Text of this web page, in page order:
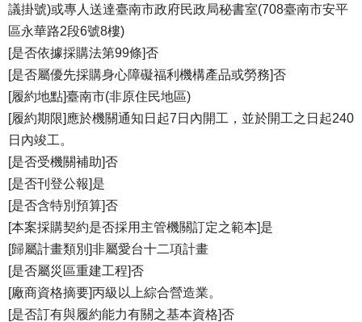
議掛號)或專人送達臺南市政府民政局秘書室(708臺南市安平
區永華路2段6號8樓)
[是否依據採購法第99條]否
[是否屬優先採購身心障礙福利機構產品或勞務]否
[履約地點]臺南市(非原住民地區)
[履約期限]應於機關通知日起7日內開工，並於開工之日起240
日內竣工。
[是否受機關補助]否
[是否刊登公報]是
[是否含特別預算]否
[本案採購契約是否採用主管機關訂定之範本]是
[歸屬計畫類別]非屬愛台十二項計畫
[是否屬災區重建工程]否
[廠商資格摘要]丙級以上綜合營造業。
[是否訂有與履約能力有關之基本資格]否